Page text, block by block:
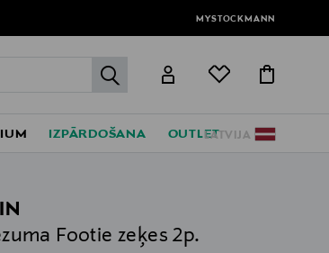
MYSTOCKMANN
label.header.go
LATVIJA
IZPĀRDOŠANA OUTLET
Footie zeķes 2p.